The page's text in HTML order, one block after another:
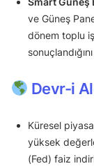
ve Güneş
dönem toplu
Devr-i
Küresel
yüksek
(Fed) faiz